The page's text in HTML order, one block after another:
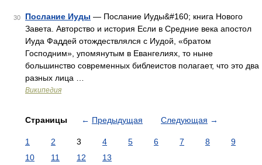
30 Послание Иуды — Послание Иуды&#160; книга Нового
Завета. Авторство и история Если в Средние века апостол
Иуда Фаддей отождествлялся с Иудой, «братом
Господним», упомянутым в Евангелиях, то ныне
большинство современных библеистов полагает, что это два
разных лица …
Википедия
Страницы ← Предыдущая Следующая →
1 2 3 4 5 6 7 8
9
10
11 12 13